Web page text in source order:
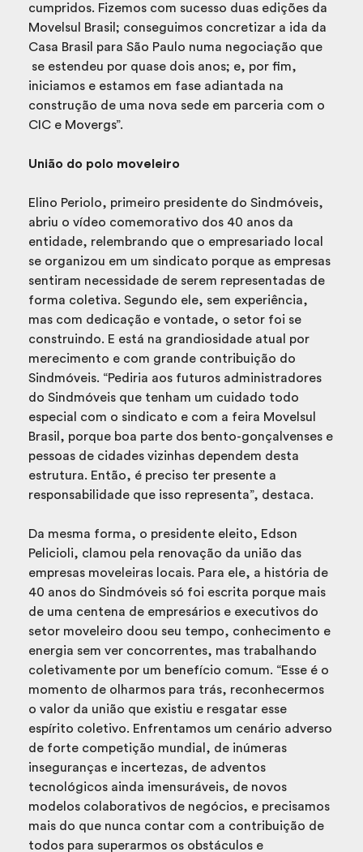
cumpridos. Fizemos com sucesso duas edições da
Movelsul Brasil; conseguimos concretizar a ida da
Casa Brasil para São Paulo numa negociação que
se estendeu por quase dois anos; e, por fim,
iniciamos e estamos em fase adiantada na
construção de uma nova sede em parceria com o
CIC e Movergs”.
União do polo moveleiro
Elino Periolo, primeiro presidente do Sindmóveis,
abriu o vídeo comemorativo dos 40 anos da
entidade, relembrando que o empresariado local
se organizou em um sindicato porque as empresas
sentiram necessidade de serem representadas de
forma coletiva. Segundo ele, sem experiência,
mas com dedicação e vontade, o setor foi se
construindo. E está na grandiosidade atual por
merecimento e com grande contribuição do
Sindmóveis. “Pediria aos futuros administradores
do Sindmóveis que tenham um cuidado todo
especial com o sindicato e com a feira Movelsul
Brasil, porque boa parte dos bento-gonçalvenses e
pessoas de cidades vizinhas dependem desta
estrutura. Então, é preciso ter presente a
responsabilidade que isso representa”, destaca.
Da mesma forma, o presidente eleito, Edson
Pelicioli, clamou pela renovação da união das
empresas moveleiras locais. Para ele, a história de
40 anos do Sindmóveis só foi escrita porque mais
de uma centena de empresários e executivos do
setor moveleiro doou seu tempo, conhecimento e
energia sem ver concorrentes, mas trabalhando
coletivamente por um benefício comum. “Esse é o
momento de olharmos para trás, reconhecermos
o valor da união que existiu e resgatar esse
espírito coletivo. Enfrentamos um cenário adverso
de forte competição mundial, de inúmeras
inseguranças e incertezas, de adventos
tecnológicos ainda imensuráveis, de novos
modelos colaborativos de negócios, e precisamos
mais do que nunca contar com a contribuição de
todos para superarmos os obstáculos e